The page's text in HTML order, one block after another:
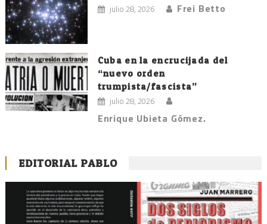
julio 28, 2026 Frei Betto
Cuba en la encrucijada del
“nuevo orden
trumpista/fascista”
julio 28, 2026
Enrique Ubieta Gómez.
EDITORIAL PABLO